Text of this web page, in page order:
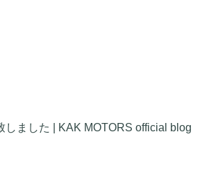
ました | KAK MOTORS official blog